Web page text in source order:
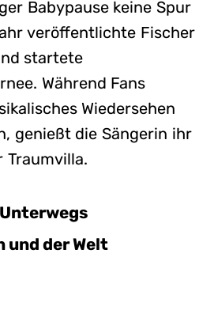
Babypause keine Spur
veröffentlichte Fischer
startete
Während Fans
Wiedersehen
genießt die Sängerin ihr
Traumvilla.
und der Welt